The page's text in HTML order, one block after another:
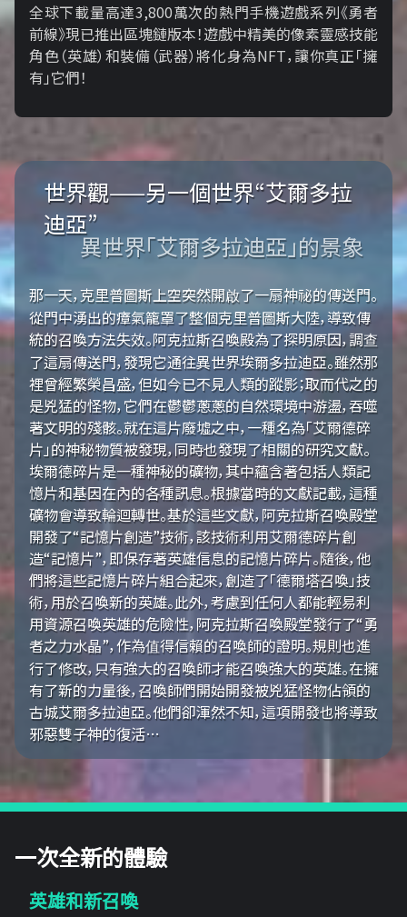
全球下載量高達3,800萬次的熱門手機遊戲系列《勇者
前線》現已推出區塊鏈版本！遊戲中精美的像素靈感技能
角色（英雄）和裝備（武器）將化身為NFT，讓你真正「擁​​
有」它們！
世界觀——另一個世界“艾爾多拉
迪亞”
異世界「艾爾多拉迪亞」的景象
那一天，克里普圖斯上空突然開啟了一扇神祕的傳送門。
從門中湧出的瘴氣籠罩了整個克里普圖斯大陸，導致傳
統的召喚方法失效。阿克拉斯召喚殿為了探明原因，調查
了這扇傳送門，發現它通往異世界埃爾多拉迪亞。雖然那
裡曾經繁榮昌盛，但如今已不見人類的蹤影；取而代之的
是兇猛的怪物，它們在鬱鬱蔥蔥的自然環境中游盪，吞噬
著文明的殘骸。就在這片廢墟之中，一種名為「艾爾德碎
片」的神秘物質被發現，同時也發現了相關的研究文獻。
埃爾德碎片是一種神秘的礦物，其中蘊含著包括人類記
憶片和基因在內的各種訊息。根據當時的文獻記載，這種
礦物會導致輪迴轉世。基於這些文獻，阿克拉斯召喚殿堂
開發了“記憶片創造”技術，該技術利用艾爾德碎片創
造“記憶片”，即保存著英雄信息的記憶片碎片。隨後，他
們將這些記憶片碎片組合起來，創造了「德爾塔召喚」技
術，用於召喚新的英雄。此外，考慮到任何人都能輕易利
用資源召喚英雄的危險性，阿克拉斯召喚殿堂發行了“勇
者之力水晶”，作為值得信賴的召喚師的證明。規則也進
行了修改，只有強大的召喚師才能召喚強大的英雄。在擁
有了新的力量後，召喚師們開始開發被兇猛怪物佔領的
古城艾爾多拉迪亞。他們卻渾然不知，這項開發也將導致
邪惡雙子神的復活…
一次全新的體驗
英雄和新召喚